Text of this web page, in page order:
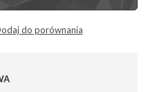
do porównania